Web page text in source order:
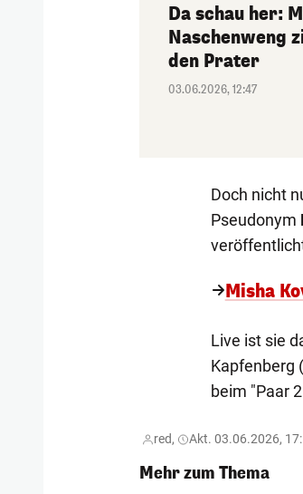
Da schau her:
Naschenweng
den Prater
03.06.2026, 12:47
Doch nicht
Pseudonym
Misha
Live ist sie
Kapfenberg
beim "Paar
red, Akt. 03.06.2026,
Mehr zum Thema